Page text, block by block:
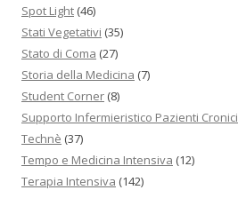
Spot Light (46)
Stati Vegetativi (35)
Stato di Coma (27)
Storia della Medicina (7)
Student Corner (8)
Supporto Infermieristico Pazienti Cronici
Technè (37)
Tempo e Medicina Intensiva (12)
Terapia Intensiva (142)